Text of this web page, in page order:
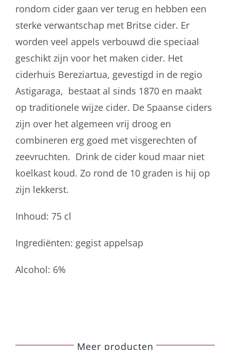
rondom cider gaan ver terug en hebben een
sterke verwantschap met Britse cider. Er
worden veel appels verbouwd die speciaal
geschikt zijn voor het maken cider. Het
ciderhuis Bereziartua, gevestigd in de regio
Astigaraga, bestaat al sinds 1870 en maakt
op traditionele wijze cider. De Spaanse ciders
zijn over het algemeen vrij droog en
combineren erg goed met visgerechten of
zeevruchten. Drink de cider koud maar niet
koelkast koud. Zo rond de 10 graden is hij op
zijn lekkerst.
Inhoud: 75 cl
Ingrediënten: gegist appelsap
Alcohol: 6%
Meer producten